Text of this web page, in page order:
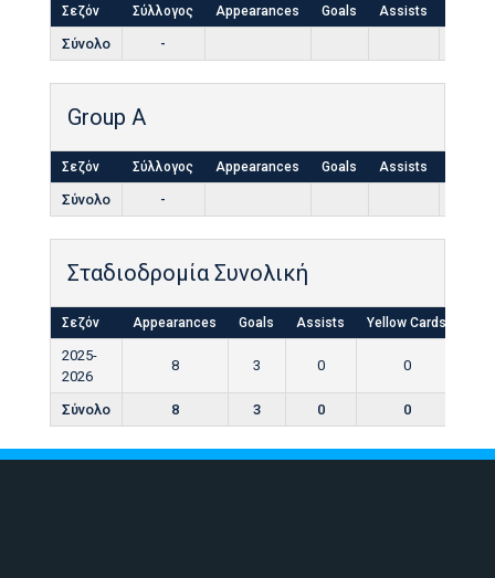
Σεζόν Σύλλογος Appearances Goals Assists
Σύνολο -
Group A
Σεζόν Σύλλογος Appearances Goals Assists
Σύνολο -
Σταδιοδρομία Συνολική
Σεζόν Appearances Goals Assists Yellow Cards
2025-
2026
8 3 0 0
Σύνολο 8 3 0 0